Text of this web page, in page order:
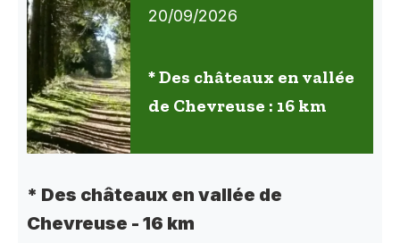
20/09/2026
* Des châteaux en vallée
de Chevreuse : 16 km
* Des châteaux en vallée de
Chevreuse - 16 km